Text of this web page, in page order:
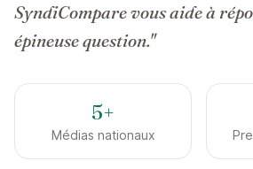
SyndiCompare vous aide à
épineuse question."
5+
Médias nationaux